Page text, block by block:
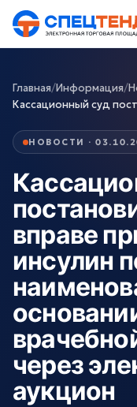
Главная/Информация/
Кассационный суд
НОВОСТИ ·
вправе
инсулин
через
аукцион